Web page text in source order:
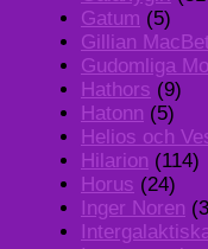
Gatum (5)
Gillian
Gudomliga
Hathors (9)
Hatonn (5)
Helios och
Hilarion (114)
Horus (24)
Inger Noren